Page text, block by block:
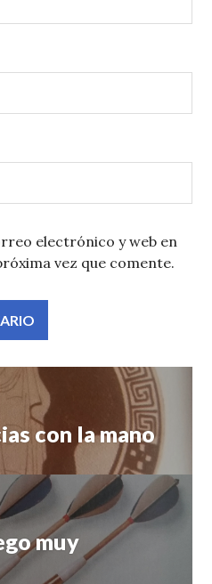
electrónico y web en
vez que comente.
con la mano
muy